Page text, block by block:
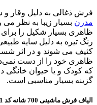
فرش ذغالی به دلیل وقار و
مدرن بسیار زیبا به نظر
ظاهری بسیار شکیل را
رنگ تیره به دلیل سایه
کثیف می شوند و در اثر
ظاهری خود را از دست
که کودک و یا حیوان خانگی
گزینه بسیار مناسبی است.
الیاف فرش ماشینی 700 شانه کد 7771